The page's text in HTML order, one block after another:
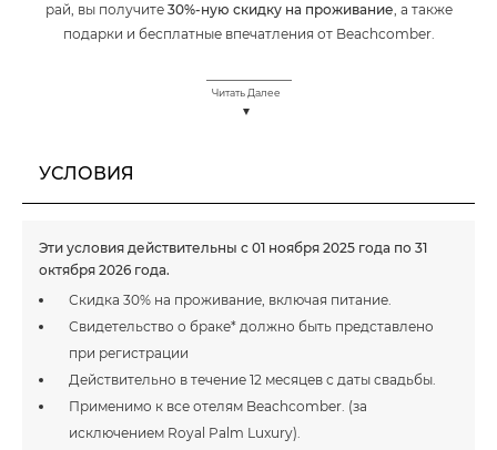
рай, вы получите 30%-ную скидку на проживание, а также
подарки и бесплатные впечатления от Beachcomber.
Читать Далее
УСЛОВИЯ
Эти условия действительны с 01 ноября 2025 года по 31
октября 2026 года.
Скидка 30% на проживание, включая питание.
Свидетельство о браке* должно быть представлено
при регистрации
Действительно в течение 12 месяцев с даты свадьбы.
Применимо к все отелям Beachcomber. (за
исключением Royal Palm Luxury).